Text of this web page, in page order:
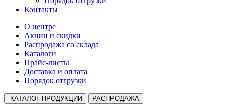
Контакты
О центре
Акции и скидки
Распродажа со склада
Каталоги
Прайс-листы
Доставка и оплата
Порядок отгрузки
КАТАЛОГ ПРОДУКЦИИ РАСПРОДАЖА